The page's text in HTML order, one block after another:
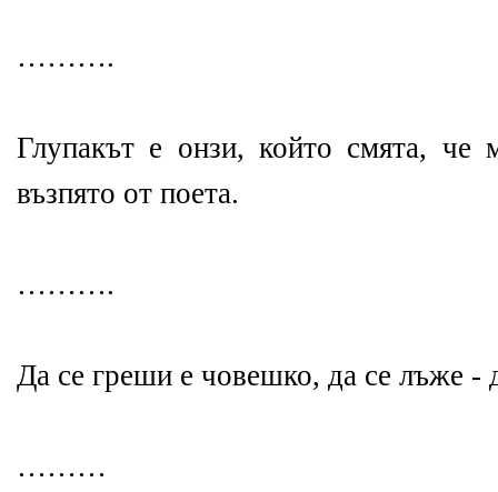
……….
Глупакът е онзи, който смята, че
възпято от поета.
……….
Да се греши е човешко, да се лъже -
………